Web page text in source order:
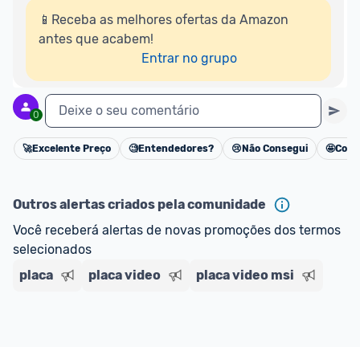
📱Receba as melhores ofertas da Amazon
antes que acabem!
Entrar no grupo
0 Deixe o seu comentário
Cancelar
🚀Excelente Preço 🧐Entendedores? 😢 Não Consegui 🤩
Outros alertas criados pela comunidade
Você receberá alertas de novas promoções dos termos
selecionados
placa
placa video placa video msi